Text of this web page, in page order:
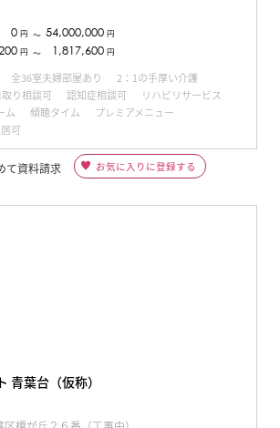
0 円 〜 54,000,000 円
円 〜 1,817,600 円
全36室夫婦部屋あり
2：1の手厚い介護
取り相談可 認知症相談可
リハビリサービス
ム
傾聴タイム
プレミアメニュー
可
て資料請求 お気に入りに登録する
青葉台（仮称）